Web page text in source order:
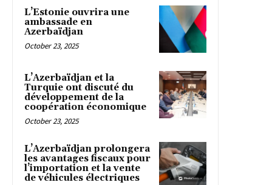
L’Estonie ouvrira une
ambassade en
Azerbaïdjan
October 23, 2025
L’Azerbaïdjan et la
Turquie ont discuté du
développement de la
coopération économique
October 23, 2025
L’Azerbaïdjan prolongera
les avantages fiscaux pour
l’importation et la vente
de véhicules électriques